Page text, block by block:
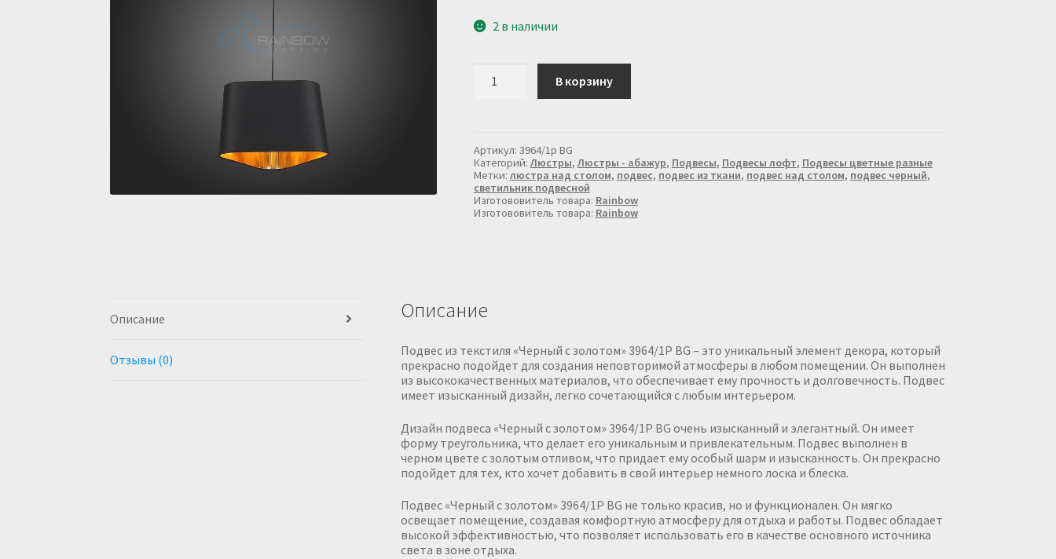
2 в наличии
товара
черный
с
золотом
3964/1p
BG
В корзину
Артикул: 3964/1p BG
Категорий: Люстры, Люстры - абажур, Подвесы, Подвесы лофт, Подвесы цветные разные
Метки: люстра над столом, подвес, подвес из ткани, подвес над столом, подвес черный,
светильник подвесной
Изготововитель товара: Rainbow
Изготововитель товара: Rainbow
Описание
Отзывы (0)
Описание
Подвес из текстиля «Черный с золотом» 3964/1P BG – это уникальный элемент декора, который
прекрасно подойдет для создания неповторимой атмосферы в любом помещении. Он выполнен
из высококачественных материалов, что обеспечивает ему прочность и долговечность. Подвес
имеет изысканный дизайн, легко сочетающийся с любым интерьером.
Дизайн подвеса «Черный с золотом» 3964/1P BG очень изысканный и элегантный. Он имеет
форму треугольника, что делает его уникальным и привлекательным. Подвес выполнен в
черном цвете с золотым отливом, что придает ему особый шарм и изысканность. Он прекрасно
подойдет для тех, кто хочет добавить в свой интерьер немного лоска и блеска.
Подвес «Черный с золотом» 3964/1P BG не только красив, но и функционален. Он мягко
освещает помещение, создавая комфортную атмосферу для отдыха и работы. Подвес обладает
высокой эффективностью, что позволяет использовать его в качестве основного источника
света в зоне отдыха.